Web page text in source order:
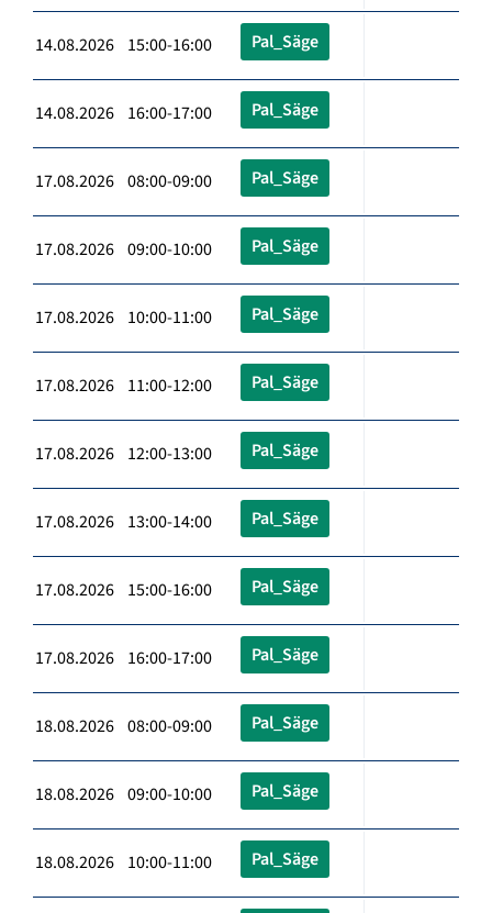
14.08.2026 15:00-16:00 Pal_Säge
14.08.2026 16:00-17:00 Pal_Säge
17.08.2026 08:00-09:00 Pal_Säge
17.08.2026 09:00-10:00 Pal_Säge
17.08.2026 10:00-11:00 Pal_Säge
17.08.2026 11:00-12:00 Pal_Säge
17.08.2026 12:00-13:00 Pal_Säge
17.08.2026 13:00-14:00 Pal_Säge
17.08.2026 15:00-16:00 Pal_Säge
17.08.2026 16:00-17:00 Pal_Säge
18.08.2026 08:00-09:00 Pal_Säge
18.08.2026 09:00-10:00 Pal_Säge
18.08.2026 10:00-11:00 Pal_Säge